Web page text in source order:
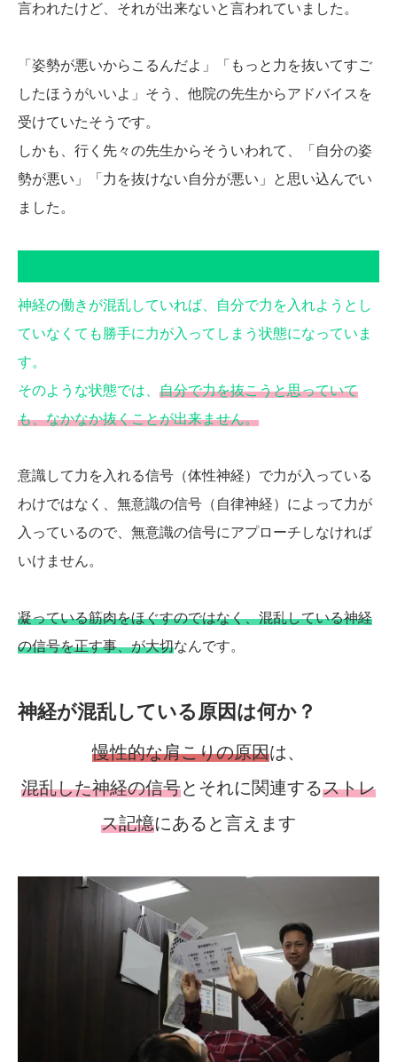
言われたけど、それが出来ないと言われていました。
「姿勢が悪いからこるんだよ」「もっと力を抜いてすご
したほうがいいよ」そう、他院の先生からアドバイスを
受けていたそうです。
しかも、行く先々の先生からそういわれて、「自分の姿
勢が悪い」「力を抜けない自分が悪い」と思い込んでい
ました。
神経の働きが混乱していれば、自分で力を入れようとし
ていなくても勝手に力が入ってしまう状態になっていま
す。
そのような状態では、 自分で力を抜こうと思っていて
も、なかなか抜くことが出来ません。
意識して力を入れる信号（体性神経）で力が入っている
わけではなく、無意識の信号（自律神経）によって力が
入っているので、無意識の信号にアプローチしなければ
いけません。
凝っている筋肉をほぐすのではなく、混乱している神経
の信号を正す事、が大切なんです。
神経が混乱している原因は何か？
慢性的な肩こりの原因は、
混乱した神経の信号とそれに関連するストレ
ス記憶にあると言えます